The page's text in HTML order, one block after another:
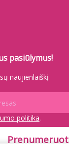
pasiūlymus!
naujienlaiškį
politika.